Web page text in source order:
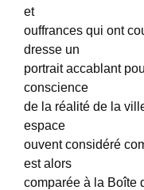
et
ouffrances qui ont
dresse un
portrait accablant
conscience
de la réalité de la
espace
ouvent considéré
est alors
comparée à la Boîte